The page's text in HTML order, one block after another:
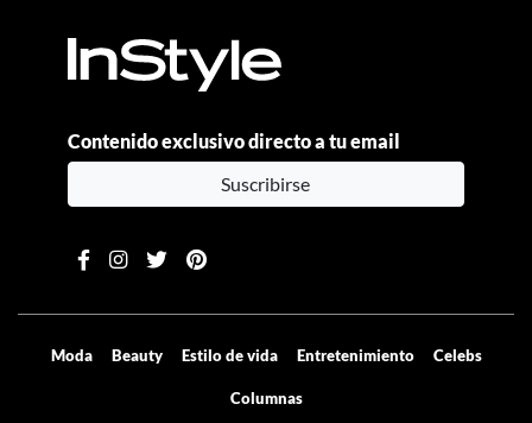
Contenido exclusivo directo a tu email
Suscribirse
Moda Beauty Estilo de vida Entretenimiento Celebs
Columnas